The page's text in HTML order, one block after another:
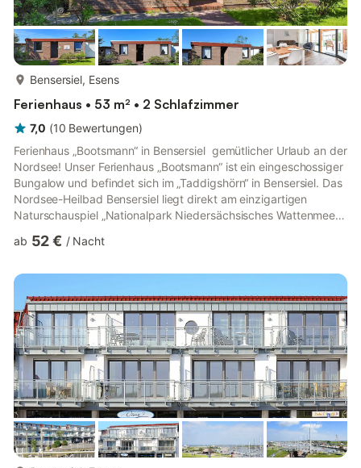
Bensersiel, Esens
Ferienhaus • 53 m² • 2 Schlafzimmer
7,0 (10 Bewertungen)
Ferienhaus „Bootsmann“ in Bensersiel  gemütlicher Urlaub an der
Nordsee! Unser Ferienhaus „Bootsmann“ ist ein eingeschossiger
Bungalow und befindet sich im „Taddigshörn“ in Bensersiel. Das
Nordsee-Heilbad Bensersiel liegt direkt am einzigartigen
Naturschauspiel „Nationalpark Niedersächsisches Wattenmeer“,
zu Fuß zum Strand mit „Strandportal“ und Meerwasser-Freibad
„Taddigshörn“ ist eine ruhige Feriensiedlung mitten im Nordsee-
Heilbad Bensersiel, die extra so geplant wu...
ab 52 € / Nacht